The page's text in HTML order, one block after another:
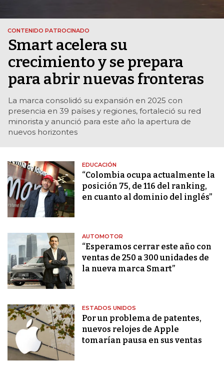
CONTENIDO PATROCINADO
Smart acelera su
crecimiento y se prepara
para abrir nuevas fronteras
La marca consolidó su expansión en 2025 con
presencia en 39 países y regiones, fortaleció su red
minorista y anunció para este año la apertura de
nuevos horizontes
EDUCACIÓN
“Colombia ocupa actualmente la
posición 75, de 116 del ranking,
en cuanto al dominio del inglés”
AUTOMOTOR
“Esperamos cerrar este año con
ventas de 250 a 300 unidades de
la nueva marca Smart”
ESTADOS UNIDOS
Por un problema de patentes,
nuevos relojes de Apple
tomarían pausa en sus ventas